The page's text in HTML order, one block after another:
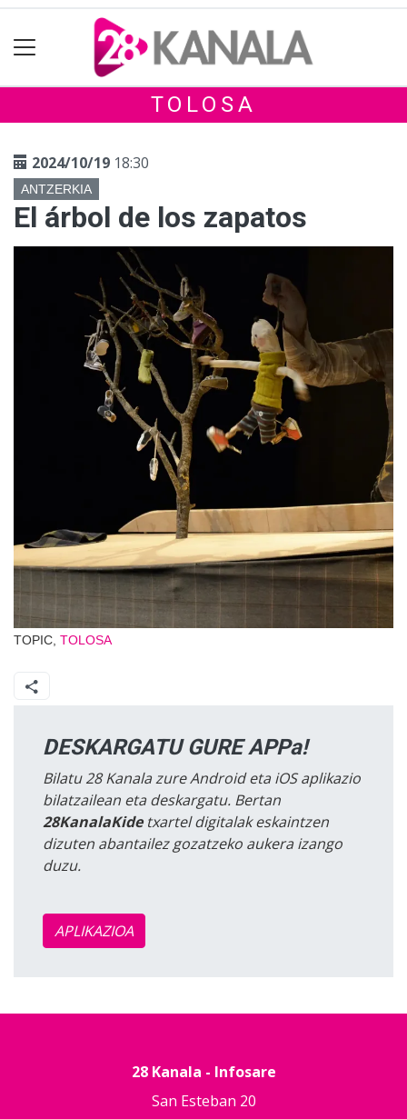
TOLOSA
2024/10/19 18:30
ANTZERKIA
El árbol de los zapatos
TOPIC, TOLOSA
DESKARGATU GURE APPa!
Bilatu 28 Kanala zure Android eta iOS aplikazio
bilatzailean eta deskargatu. Bertan
28KanalaKidetxartel digitalak eskaintzen
dizuten abantailez gozatzeko aukera izango
duzu.
APLIKAZIOA
28 Kanala - Infosare
San Esteban 20